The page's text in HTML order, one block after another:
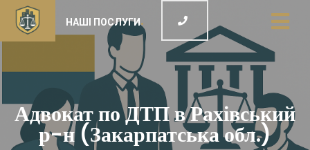
НАШІ ПОСЛУГИ
Адвокат по ДТП в Рахівський
р-н (Закарпатська обл.)